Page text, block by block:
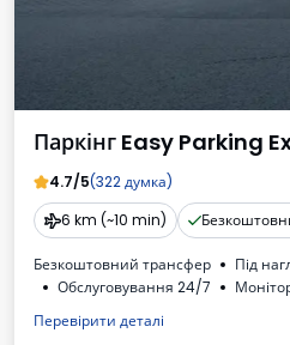
Паркінг Easy Parking
4.7/5(322 думка)
6 km (~10 min)
Безкоштовний трансфер Під
Обслуговування 24/7
Дитячий куточок
Перевірити деталі